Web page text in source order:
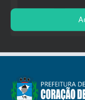
stop